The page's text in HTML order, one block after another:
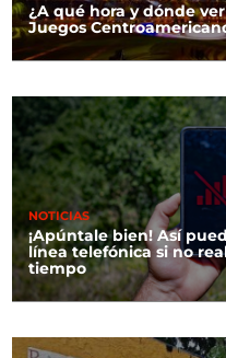
¿A qué hora y dónde
Juegos
NOTICIAS
¡Apúntale bien! Así
línea telefónica si no
tiempo